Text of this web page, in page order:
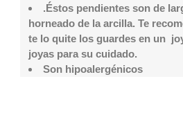
.Éstos pendientes son de
horneado de la arcilla. Te
te lo quite los guardes en un
joyas para su cuidado.
Son hipoalergénicos